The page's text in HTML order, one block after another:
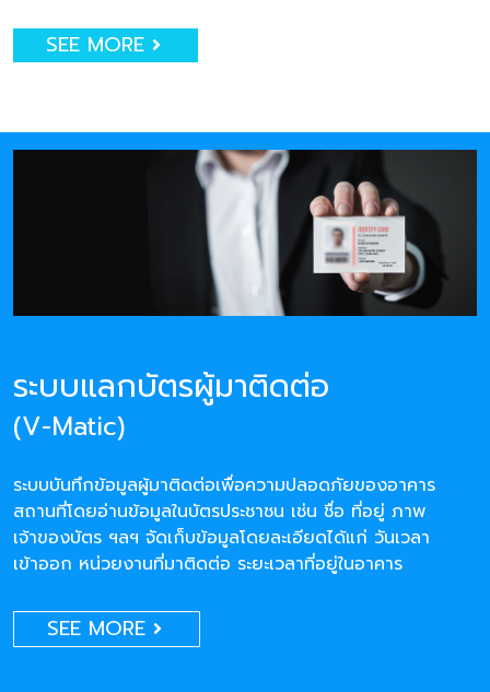
SEE MORE
ระบบแลกบัตรผู้มาติดต่อ
(V-Matic)
ระบบบันทึกข้อมูลผู้มาติดต่อเพื่อความปลอดภัยของอาคาร
สถานที่โดยอ่านข้อมูลในบัตรประชาชน เช่น ชื่อ ที่อยู่ ภาพ
เจ้าของบัตร ฯลฯ จัดเก็บข้อมูลโดยละเอียดได้แก่ วันเวลา
เข้าออก หน่วยงานที่มาติดต่อ ระยะเวลาที่อยู่ในอาคาร
SEE MORE